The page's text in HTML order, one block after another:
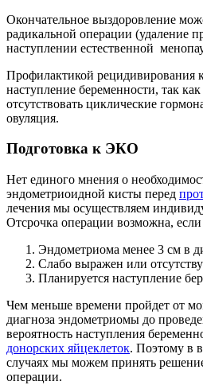
Окончательное выздоровление
радикальной операции (удаление
наступлении естественной
Профилактикой рецидивирования
наступление беременности, так
отсутствовать циклические
овуляция.
Подготовка к ЭКО
Нет единого мнения о
эндометриоидной кисты перед
лечения мы осуществляем
Отсрочка операции возможна,
Эндометриома менее 3 см в
Слабо выражен или
Планируется наступление
Чем меньше времени пройдет от
диагноза эндометриомы до
вероятность наступления
донорских яйцеклеток. Поэтому в
случаях мы можем принять
операции.